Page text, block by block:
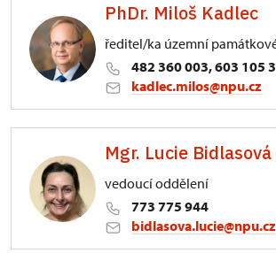
PhDr. Miloš Kadlec
ředitel/ka územní
482 360 003, 603 105
kadlec.milos@npu.cz
3/, Sychrov 3
Mgr. Lucie Bidlasová
vedoucí oddělení
773 775 944
bidlasova.lucie@npu.cz